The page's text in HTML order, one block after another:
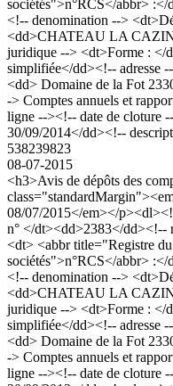
sociétés">n°RCS</abbr>
<!-- denomination -->
<dd>CHATEAU LA
juridique --> <dt>Forme : </
simplifiée</dd><!-- adresse
<dd> Domaine de la Fot
-> Comptes annuels et
ligne --><!-- date de cloture
30/09/2014</dd><!--
538239823
08-07-2015
<h3>Avis de dépôts des
08/07/2015</em></
n° </dt><dd>2383</
<dt> <abbr title="Registre du
sociétés">n°RCS</abbr>
<!-- denomination -->
<dd>CHATEAU LA
juridique --> <dt>Forme : </
simplifiée</dd><!-- adresse
<dd> Domaine de la Fot
-> Comptes annuels et
ligne --><!-- date de cloture